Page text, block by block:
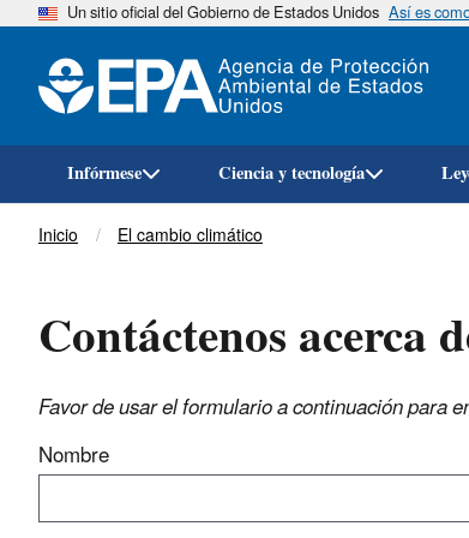
Un sitio oficial del Gobierno de Estados Unidos Así es
Infórmese Ciencia y tecnología
Breadcrumb
Inicio El cambio climático
Contáctenos acerca
Favor de usar el formulario a continuación para
Nombre